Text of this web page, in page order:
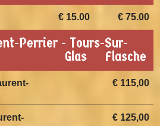
€ 75.00
€ 15.00
Perrier - Tours-Sur-
Flasche
Glas
€ 115,00
€ 125,00